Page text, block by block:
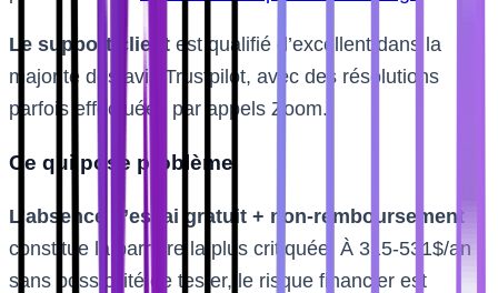
Le support client est qualifié d’excellent dans la
majorité des avis Trustpilot, avec des résolutions
parfois effectuées par appels Zoom.
Ce qui pose problème
L’absence d’essai gratuit + non-remboursement
constitue la barrière la plus critiquée. À 315-531$/an
sans possibilité de tester, le risque financier est